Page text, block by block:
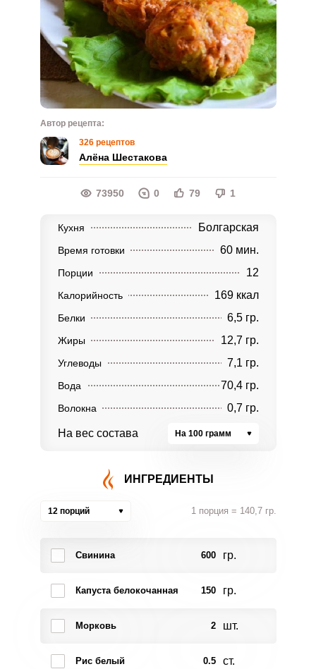
Автор рецепта:
326 рецептов
Алёна Шестакова
73950 0 79 1
Кухня Болгарская
Время готовки 60 мин.
Порции 12
Калорийность 169 ккал
Белки 6,5 гр.
Жиры 12,7 гр.
Углеводы 7,1 гр.
Вода 70,4 гр.
Волокна 0,7 гр.
На вес состава На 100 грамм
ИНГРЕДИЕНТЫ
12 порций 1 порция = 140,7 гр.
Свинина 600 гр.
Капуста белокочанная 150 гр.
Морковь 2 шт.
Рис белый 0.5 ст.